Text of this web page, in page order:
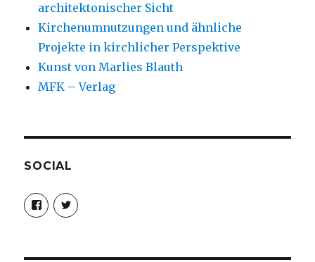
architektonischer Sicht
Kirchenumnutzungen und ähnliche
Projekte in kirchlicher Perspektive
Kunst von Marlies Blauth
MFK – Verlag
SOCIAL
Profil
von
christoph.fleischer1
anzeigen
Profil
von
anzeigen